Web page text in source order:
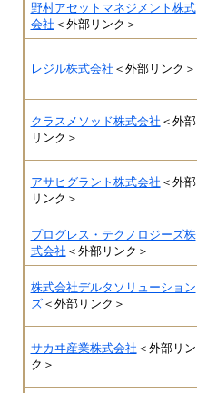
野村アセットマネジメント株式
会社 ＜外部リンク＞
レジル株式会社 ＜外部リンク＞
クラスメソッド株式会社 ＜外部
リンク＞
アサヒグラント株式会社 ＜外部
リンク＞
プログレス・テクノロジーズ株
式会社 ＜外部リンク＞
株式会社デルタソリューション
ズ＜外部リンク＞
サカヰ産業株式会社 ＜外部リン
ク＞